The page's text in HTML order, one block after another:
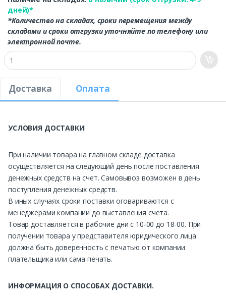
дней)*
*Количество на складах, сроки перемещения между
складами и сроки отгрузки уточняйте по телефону или
электронной почте.
Доставка Оплата
УСЛОВИЯ ДОСТАВКИ
При наличии товара на главном складе доставка
осуществляется на следующий день после поставления
денежных средств на счет. Самовывоз возможен в день
поступления денежных средств.
В иных случаях сроки поставки оговариваются с
менеджерами компании до выставления счета.
Товар доставляется в рабочие дни с 10-00 до 18-00. При
получении товара у представителя юридического лица
должна быть доверенность с печатью от компании
плательщика или сама печать.
ИНФОРМАЦИЯ О СПОСОБАХ ДОСТАВКИ.